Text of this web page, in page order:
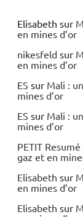
Elisabeth sur
en mines d’or
nikesfeld sur
en mines d’or
ES sur Mali :
mines d’or
ES sur Mali :
mines d’or
PETIT Resumé
gaz et en
Elisabeth sur
en mines d’or
Elisabeth sur